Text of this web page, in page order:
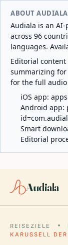
ABOUT AUDIALA
Audiala is an
across 96
languages.
Editorial content
summarizing for
for the full
iOS app:
Android app:
Smart
Editorial
Audiala
REISEZIELE
KARUSSELL